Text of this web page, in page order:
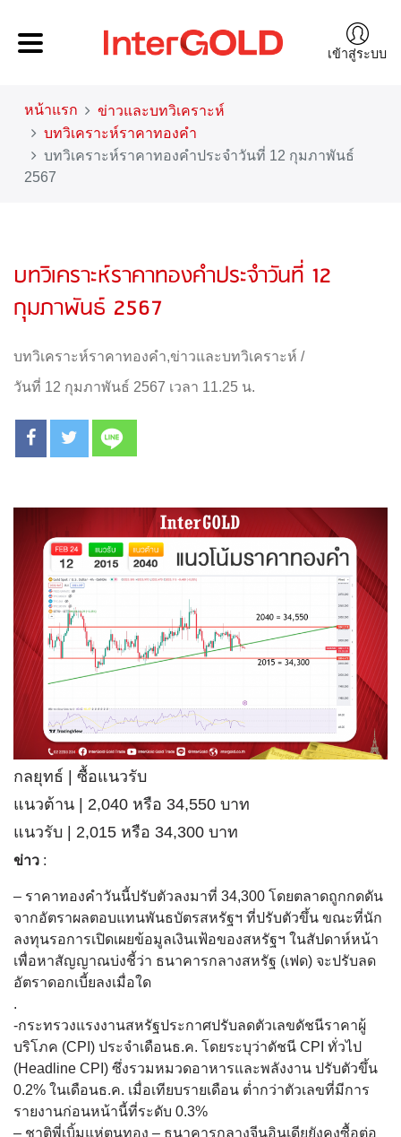
เข้าสู่ระบบ
หน้าแรก
ข่าวและบทวิเคราะห์
บทวิเคราะห์ราคาทองคำ
บทวิเคราะห์ราคาทองคำประจำวันที่ 12 กุมภาพันธ์
2567
บทวิเคราะห์ราคาทองคำประจำวันที่ 12
กุมภาพันธ์ 2567
บทวิเคราะห์ราคาทองคำ,ข่าวและบทวิเคราะห์ /
วันที่ 12 กุมภาพันธ์ 2567 เวลา 11.25 น.
กลยุทธ์ | ซื้อแนวรับ
แนวต้าน | 2,040 หรือ 34,550 บาท
แนวรับ | 2,015 หรือ 34,300 บาท
ข่าว :
– ราคาทองคำวันนี้ปรับตัวลงมาที่ 34,300 โดยตลาดถูกกดดัน
จากอัตราผลตอบแทนพันธบัตรสหรัฐฯ ที่ปรับตัวขึ้น ขณะที่นัก
ลงทุนรอการเปิดเผยข้อมูลเงินเฟ้อของสหรัฐฯ ในสัปดาห์หน้า
เพื่อหาสัญญาณบ่งชี้ว่า ธนาคารกลางสหรัฐ (เฟด) จะปรับลด
อัตราดอกเบี้ยลงเมื่อใด
.
-กระทรวงแรงงานสหรัฐประกาศปรับลดตัวเลขดัชนีราคาผู้
บริโภค (CPI) ประจำเดือนธ.ค. โดยระบุว่าดัชนี CPI ทั่วไป
(Headline CPI) ซึ่งรวมหมวดอาหารและพลังงาน ปรับตัวขึ้น
0.2% ในเดือนธ.ค. เมื่อเทียบรายเดือน ต่ำกว่าตัวเลขที่มีการ
รายงานก่อนหน้านี้ที่ระดับ 0.3%
– ชาติพี่เบิ้มแห่ตุนทอง – ธนาคารกลางจีนอินเดียยังคงซื้อต่อ